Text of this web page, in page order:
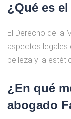
¿Qué es
El Derecho de la
aspectos legales
belleza y la
¿En qué
abogado